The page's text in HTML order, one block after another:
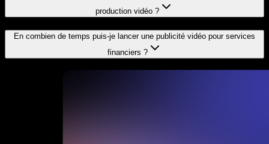
production vidéo ?
En combien de temps puis-je lancer une publicité vidéo pour services
financiers ?